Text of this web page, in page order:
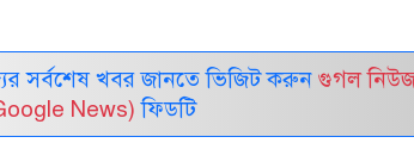
সর্বশেষ খবর জানতে ভিজিট করুন গুগল
News) ফিডটি